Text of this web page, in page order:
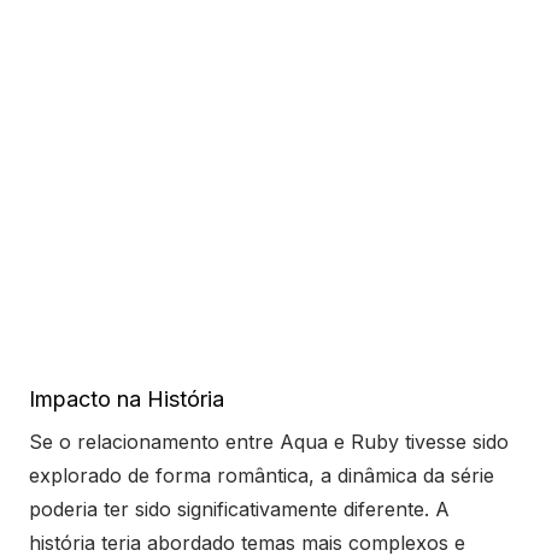
Impacto na História
Se o relacionamento entre Aqua e Ruby tivesse sido
explorado de forma romântica, a dinâmica da série
poderia ter sido significativamente diferente. A
história teria abordado temas mais complexos e